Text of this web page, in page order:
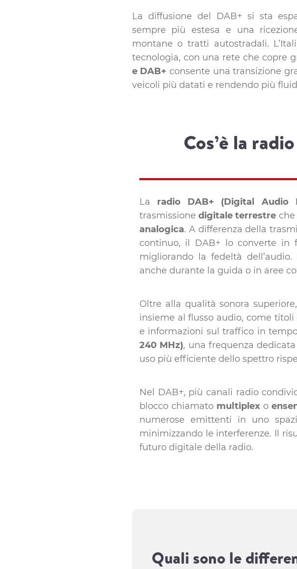
La diffusione del DAB+ si sta
sempre più estesa e una
montane o tratti autostradali.
tecnologia, con una rete che copre
e DAB+ consente una transizione
veicoli più datati e rendendo più
Cos’è la
La radio DAB+ (Digital Audio
trasmissionedigitale terrestre
analogica. A differenza della
continuo, il DAB+ lo converte
migliorando la fedeltà
anche durante la guida o in aree
Oltre alla qualità sonora
insieme al flusso audio, come
e informazioni sul traffico in
240 MHz), una frequenza
uso più efficiente dello spettro
Nel DAB+, più canali radio
blocco chiamato multiplex o
numerose emittenti in uno
minimizzando le interferenze. Il
futuro digitale della radio.
Quali sono le